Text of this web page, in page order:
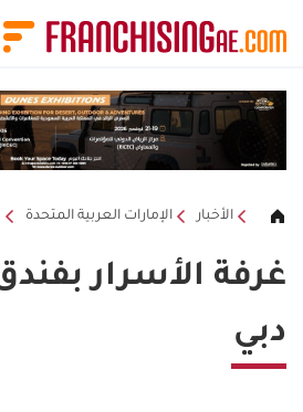
الأخبار الإمارات العربية المتحدة
غرفة الأسرار
دبي